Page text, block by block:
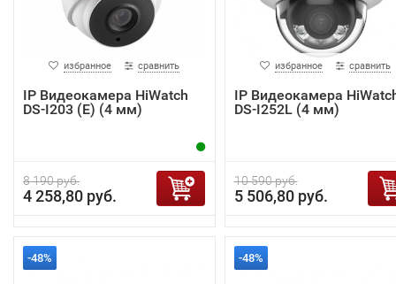
избранное сравнить
IP Видеокамера HiWatch
DS-I203 (E) (4 мм)
8 190 руб.
4 258,80 руб.
избранное сравнить
IP Видеокамера
DS-I252L (4 мм)
10 590 руб.
5 506,80 руб.
-48% -48%